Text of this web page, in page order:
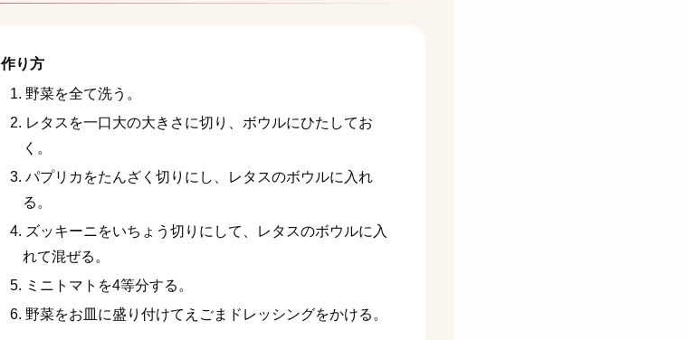
作り方
野菜を全て洗う。
レタスを一口大の大きさに切り、ボウルにひたしてお
く。
パプリカをたんざく切りにし、レタスのボウルに入れ
る。
ズッキーニをいちょう切りにして、レタスのボウルに入
れて混ぜる。
ミニトマトを4等分する。
野菜をお皿に盛り付けてえごまドレッシングをかける。